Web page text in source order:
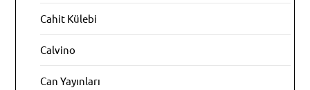
Cahit Külebi
Calvino
Can Yayınları